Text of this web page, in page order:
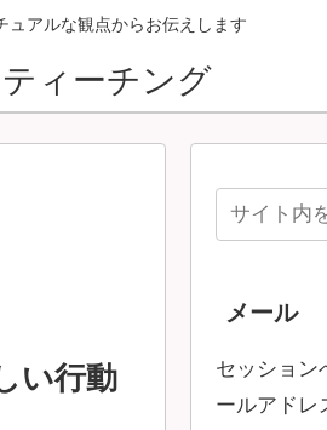
ュアルな観点からお伝えします
ィーチング
い行動
メール
セッション
ールアドレ